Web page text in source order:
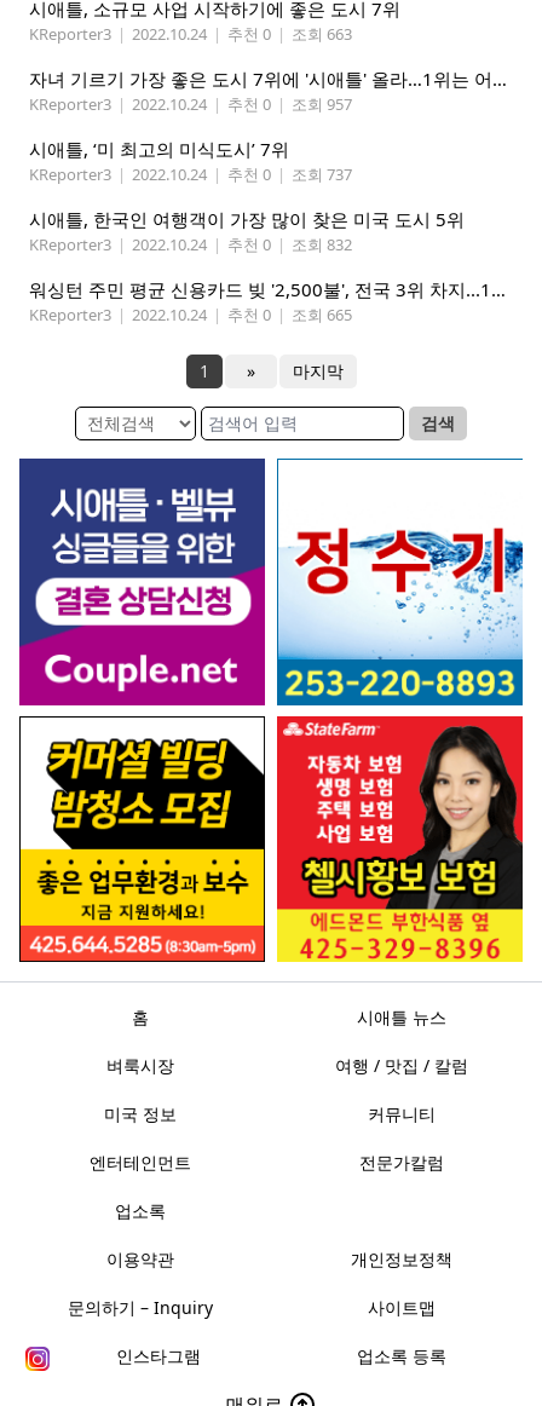
시애틀, 소규모 사업 시작하기에 좋은 도시 7위
KReporter3 | 2022.10.24 | 추천 0 | 조회 663
자녀 기르기 가장 좋은 도시 7위에 '시애틀' 올라…1위는 어디?
KReporter3 | 2022.10.24 | 추천 0 | 조회 957
시애틀, ‘미 최고의 미식도시’ 7위
KReporter3 | 2022.10.24 | 추천 0 | 조회 737
시애틀, 한국인 여행객이 가장 많이 찾은 미국 도시 5위
KReporter3 | 2022.10.24 | 추천 0 | 조회 832
워싱턴 주민 평균 신용카드 빚 '2,500불', 전국 3위 차지...1위는 어디?
KReporter3 | 2022.10.24 | 추천 0 | 조회 665
1 » 마지막
검색
홈 시애틀 뉴스
벼룩시장 여행 / 맛집 / 칼럼
미국 정보 커뮤니티
엔터테인먼트 전문가칼럼
업소록
이용약관 개인정보정책
문의하기 – Inquiry 사이트맵
인스타그램 업소록 등록